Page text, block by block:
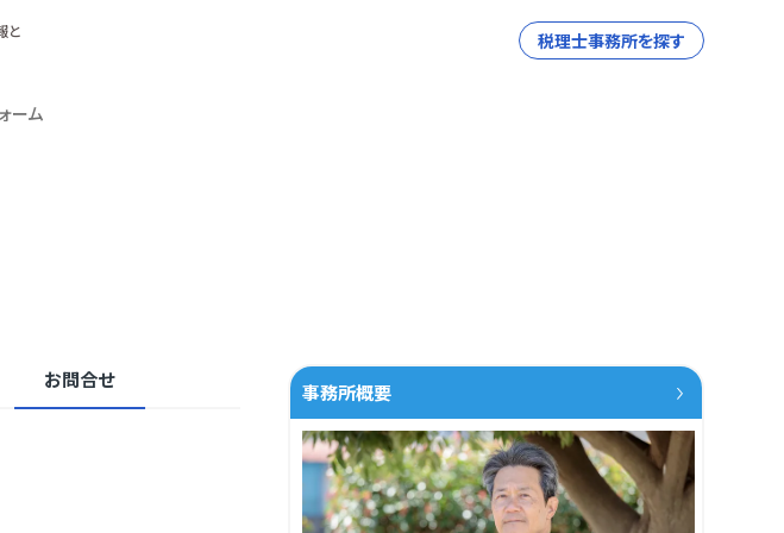
と
税理士事務所を探す
ーム
お問合せ
事務所概要